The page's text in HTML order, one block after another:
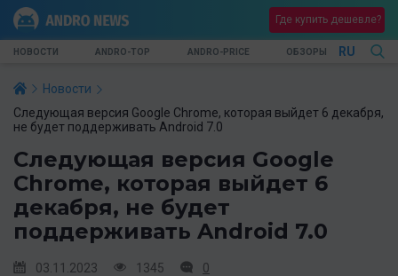
Где купить дешевле?
НОВОСТИ ANDRO-TOP ANDRO-PRICE ОБЗОРЫ RU
Новости
Следующая версия Google Chrome, которая выйдет 6 декабря,
не будет поддерживать Android 7.0
Следующая версия Google
Chrome, которая выйдет 6
декабря, не будет
поддерживать Android 7.0
03.11.2023 1345 0